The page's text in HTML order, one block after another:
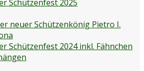
Schützenfest 2025
neuer Schützenkönig Pietro I.
Schützenfest 2024 inkl. Fähnchen